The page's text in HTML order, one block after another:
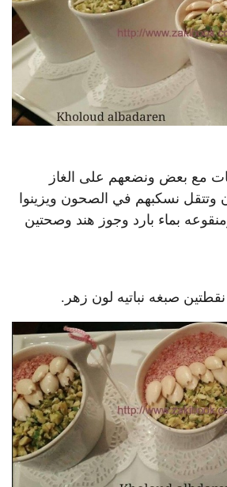
مع بعض ونضعهم على الغاز
وتتقل نسكبهم في الصحون ويزينوا
بماء بارد وجوز هند وصحتين
صبغه نباتيه لون زهر.